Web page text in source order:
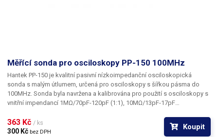
Měřící sonda pro osciloskopy PP-150 100MHz
Hantek PP-150 je kvalitní pasivní nízkoimpedanční osciloskopická
sonda s malým útlumem, určená pro osciloskopy s šířkou pásma do
100MHz. Sonda byla navržena a kalibrována pro použití s osciloskopy s
vnitřní impendancí 1MΩ/70pF-120pF (1:1), 10MΩ/13pF-17pF
dvoupolohový
barevné kroužky pro označení, kalibrační nástroj
363 Kč / ks
300 Kč bez DPH
Koupit